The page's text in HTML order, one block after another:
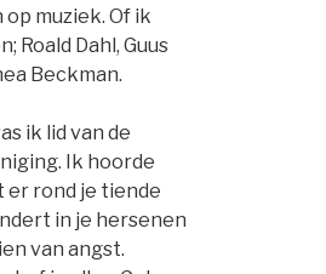
muziek. Of ik
Roald Dahl, Guus
Beckman.
ik lid van de
Ik hoorde
er rond je tiende
in je hersenen
van angst.